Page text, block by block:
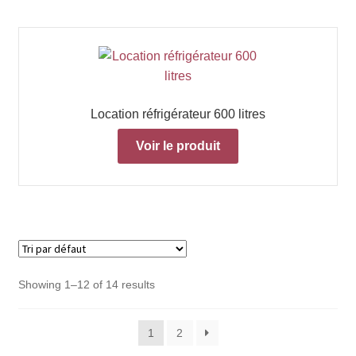
Location réfrigérateur 600 litres
Voir le produit
Showing 1–12 of 14 results
1 2